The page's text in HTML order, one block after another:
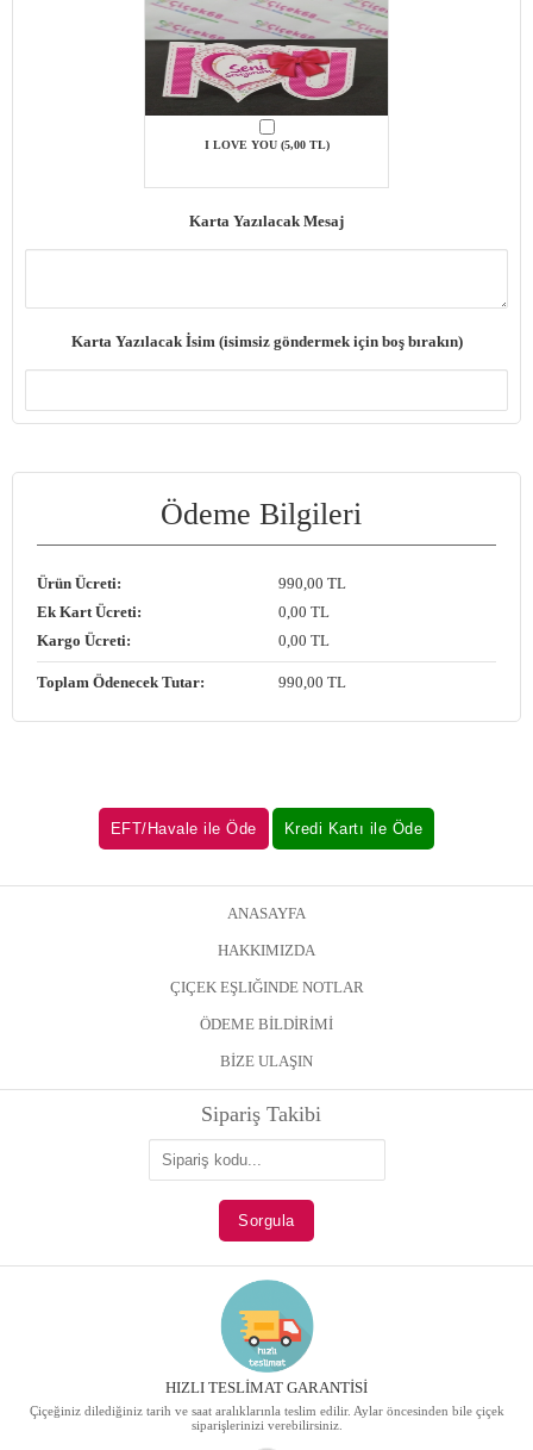
I LOVE YOU (5,00 TL)
Karta Yazılacak Mesaj
Karta Yazılacak İsim (isimsiz göndermek için boş bırakın)
Ödeme Bilgileri
Ürün Ücreti: 990,00 TL
Ek Kart Ücreti:
0,00 TL
Kargo Ücreti:
0,00 TL
Toplam Ödenecek Tutar: 990,00 TL
ANASAYFA
HAKKIMIZDA
ÇIÇEK EŞLIĞINDE NOTLAR
ÖDEME BİLDİRİMİ
BİZE ULAŞIN
Sipariş Takibi
HIZLI TESLİMAT GARANTİSİ
Çiçeğiniz dilediğiniz tarih ve saat aralıklarınla teslim edilir. Aylar öncesinden bile çiçek
siparişlerinizi verebilirsiniz.